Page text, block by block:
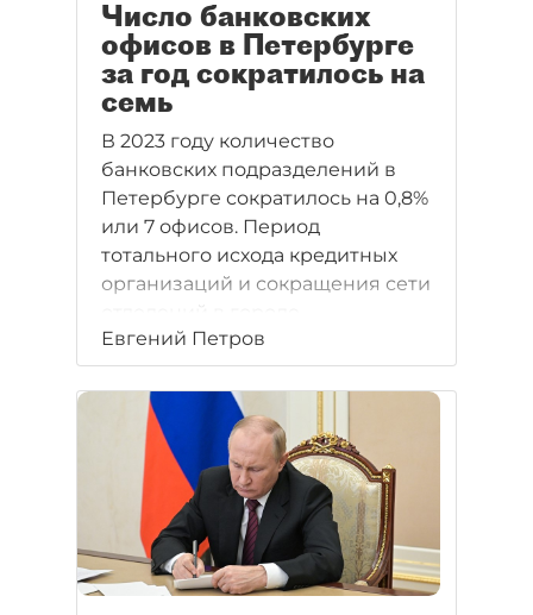
Число банковских
офисов в Петербурге
за год сократилось на
семь
В 2023 году количество
банковских подразделений в
Петербурге сократилось на 0,8%
или 7 офисов. Период
тотального исхода кредитных
организаций и сокращения сети
практически завершён.
Евгений Петров